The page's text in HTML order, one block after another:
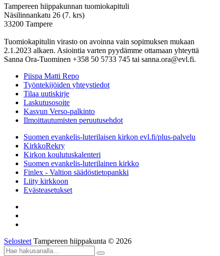
Tampereen hiippakunnan tuomiokapituli
Näsilinnankatu 26 (7. krs)
33200 Tampere
Tuomiokapitulin virasto on avoinna vain sopimuksen mukaan
2.1.2023 alkaen. Asiointia varten pyydämme ottamaan yhteyttä
Sanna Ora-Tuominen +358 50 5733 745 tai sanna.ora@evl.fi.
Piispa Matti Repo
Työntekijöiden yhteystiedot
Tilaa uutiskirje
Laskutusosoite
Kasvun Verso-palkinto
Ilmoittautumisten peruutusehdot
Suomen evankelis-luterilaisen kirkon evl.fi/plus-palvelu
KirkkoRekry
Kirkon koulutuskalenteri
Suomen evankelis-luterilainen kirkko
Finlex - Valtion säädöstietopankki
Liity kirkkoon
Evästeasetukset
Selosteet Tampereen hiippakunta © 2026